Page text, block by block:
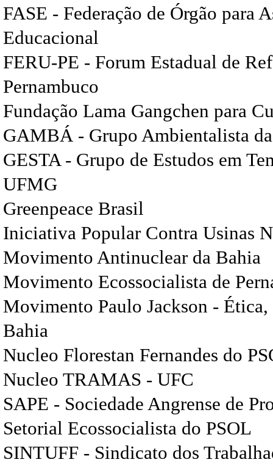
FASE - Federação de Órgão para
Educacional
FERU-PE - Forum Estadual de
Pernambuco
Fundação Lama Gangchen para
GAMBÁ - Grupo Ambientalista
GESTA - Grupo de Estudos em
UFMG
Greenpeace Brasil
Iniciativa Popular Contra Usinas
Movimento Antinuclear da Bahia
Movimento Ecossocialista de
Movimento Paulo Jackson -
Bahia
Nucleo Florestan Fernandes do
Nucleo TRAMAS - UFC
SAPE - Sociedade Angrense de
Setorial Ecossocialista do PSOL
SINTUFF - Sindicato dos